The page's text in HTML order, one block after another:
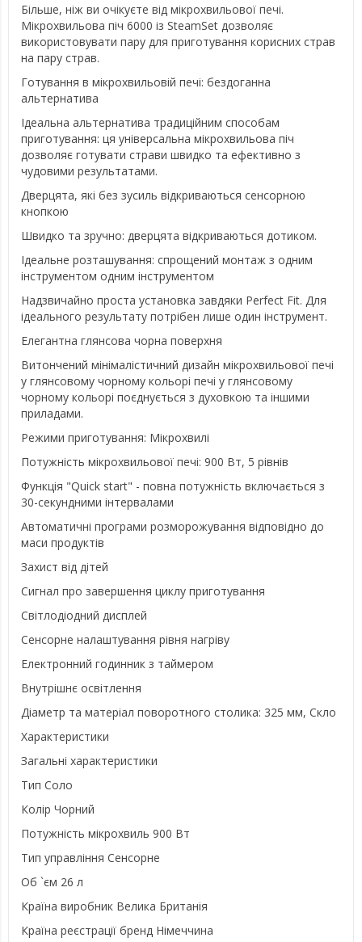
Більше, ніж ви очікуєте від мікрохвильової печі.
Мікрохвильова піч 6000 із SteamSet дозволяє
використовувати пару для приготування корисних страв
на пару страв.
Готування в мікрохвильовій печі: бездоганна
альтернатива
Ідеальна альтернатива традиційним способам
приготування: ця універсальна мікрохвильова піч
дозволяє готувати страви швидко та ефективно з
чудовими результатами.
Дверцята, які без зусиль відкриваються сенсорною
кнопкою
Швидко та зручно: дверцята відкриваються дотиком.
Ідеальне розташування: спрощений монтаж з одним
інструментом одним інструментом
Надзвичайно проста установка завдяки Perfect Fit. Для
ідеального результату потрібен лише один інструмент.
Елегантна глянсова чорна поверхня
Витончений мінімалістичний дизайн мікрохвильової печі
у глянсовому чорному кольорі печі у глянсовому
чорному кольорі поєднується з духовкою та іншими
приладами.
Режими приготування: Мікрохвилі
Потужність мікрохвильової печі: 900 Вт, 5 рівнів
Функція "Quick start" - повна потужність включається з
30-секундними інтервалами
Автоматичні програми розморожування відповідно до
маси продуктів
Захист від дітей
Сигнал про завершення циклу приготування
Світлодіодний дисплей
Сенсорне налаштування рівня нагріву
Електронний годинник з таймером
Внутрішнє освітлення
Діаметр та матеріал поворотного столика: 325 мм, Скло
Характеристики
Загальні характеристики
Тип Соло
Колір Чорний
Потужність мікрохвиль 900 Вт
Тип управління Сенсорне
Об `єм 26 л
Країна виробник Велика Британія
Країна реєстрації бренд Німеччина